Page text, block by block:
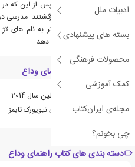
ادبیات ملل
بسته های پیشنهادی
محصولات فرهنگی
کمک آموزشی
مجله‌ی ایران‌کتاب
چی بخونم؟
و مدرسی، دو فرزند دختر به نام های
تصویرگری کتاب انجام می دهد.
ویژگی های کتاب راهنمای وداع
نامزد دریافت جایزه ی دوبلین سال 2014
از پرفروش ترین کتاب های نیویورک تایمز
دسته بندی های کتاب راهنمای وداع